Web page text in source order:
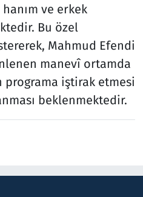
ve erkek
Bu özel
Mahmud Efendi
manevî ortamda
iştirak etmesi
beklenmektedir.